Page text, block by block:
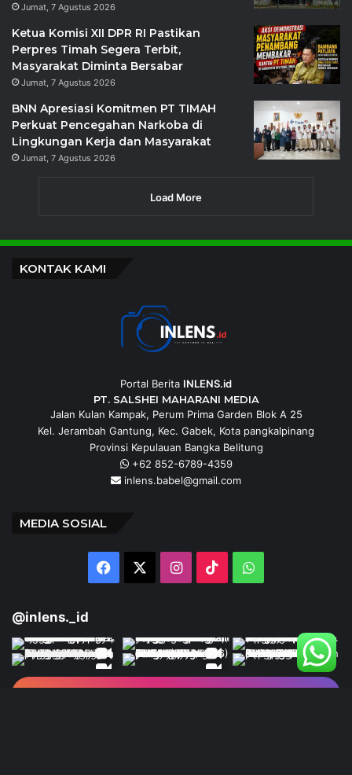
Jumat, 7 Agustus 2026
Ketua Komisi XII DPR RI Pastikan
Perpres Timah Segera Terbit,
Masyarakat Diminta Bersabar
Jumat, 7 Agustus 2026
BNN Apresiasi Komitmen PT TIMAH
Perkuat Pencegahan Narkoba di
Lingkungan Kerja dan Masyarakat
Jumat, 7 Agustus 2026
Load More
KONTAK KAMI
Portal Berita INLENS.id
PT. SALSHEI MAHARANI MEDIA
Jalan Kulan Kampak, Perum Prima Garden Blok A 25
Kel. Jerambah Gantung, Kec. Gabek, Kota pangkalpinang
Provinsi Kepulauan Bangka Belitung
+62 852-6789-4359
inlens.babel@gmail.com
MEDIA SOSIAL
Facebook Instagram
TikTokWhatsApp
@inlens._id